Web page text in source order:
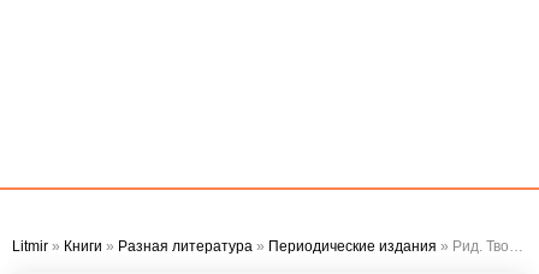
Litmir » Книги » Разная литература » Периодические издания » Рид. Твой Прометей - Виктория Симакова